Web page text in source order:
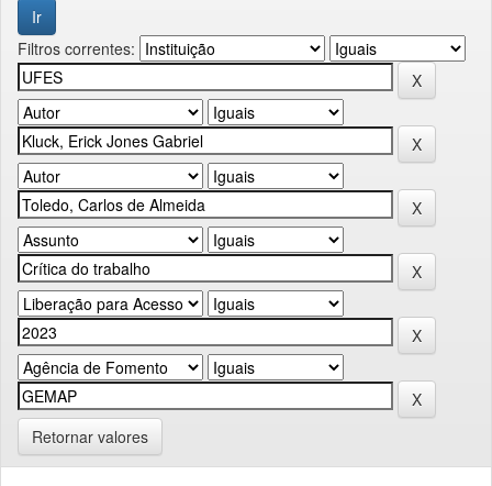
Filtros correntes:
Retornar valores